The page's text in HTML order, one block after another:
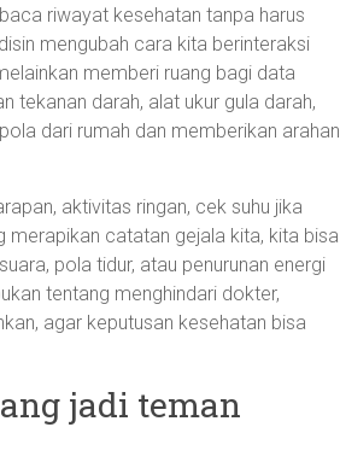
riwayat kesehatan tanpa harus
mengubah cara kita berinteraksi
memberi ruang bagi data
tekanan darah, alat ukur gula darah,
dari rumah dan memberikan arahan
aktivitas ringan, cek suhu jika
catatan gejala kita, kita bisa
pola tidur, atau penurunan energi
tentang menghindari dokter,
agar keputusan kesehatan bisa
jadi teman